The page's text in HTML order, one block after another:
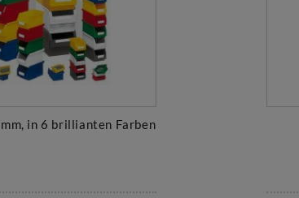
in 6 brillianten Farben